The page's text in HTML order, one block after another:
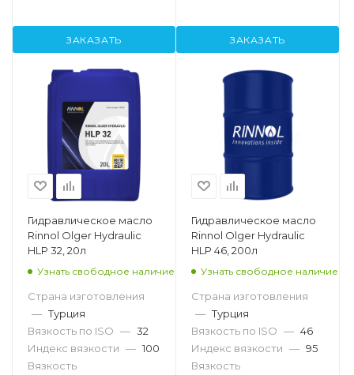
ЗАКАЗАТЬ ЗАКАЗАТЬ
Гидравлическое масло
Rinnol Olger Hydraulic
HLP 32, 20л
Узнать свободное наличие
Страна изготовления
— Турция
Вязкость по ISO — 32
Индекс вязкости — 100
Вязкость
Гидравлическое масло
Rinnol Olger Hydraulic
HLP 46, 200л
Узнать свободное наличие
Страна изготовления
— Турция
Вязкость по ISO — 46
Индекс вязкости — 95
Вязкость